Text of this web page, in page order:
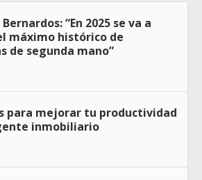
“En 2025 se va a
máximo histórico de
de segunda mano”
para mejorar tu productividad
inmobiliario